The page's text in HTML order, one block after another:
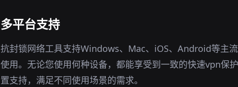
多平台支持
抗封锁网络工具支持Windows、Mac、iOS、Android等主
使用。无论您使用何种设备，都能享受到一致的快速vpn保
置支持，满足不同使用场景的需求。